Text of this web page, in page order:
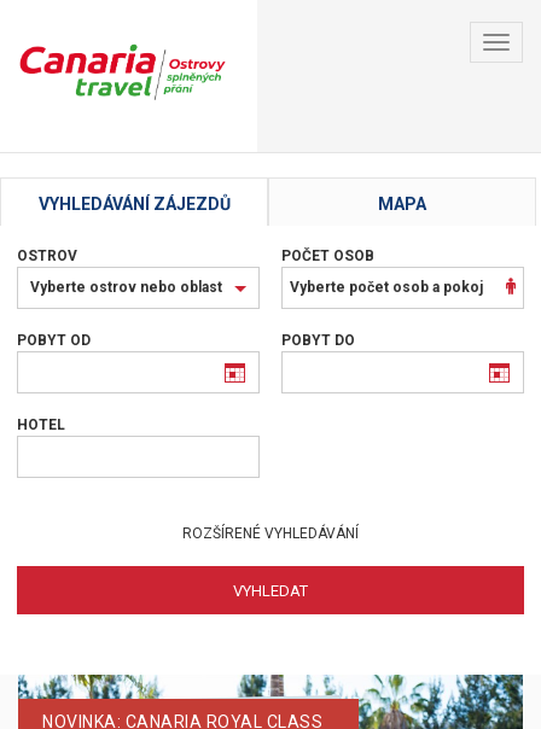
VYHLEDÁVÁNÍ ZÁJEZDŮ MAPA
OSTROV
Vyberte
ostrov
nebo
Vyberte ostrov nebo oblast
POČET OSOB
Vyberte počet osob a pokoj
POBYT OD POBYT DO
HOTEL
ROZŠÍRENÉ VYHLEDÁVÁNÍ
NOVINKA: CANARIA ROYAL CLASS